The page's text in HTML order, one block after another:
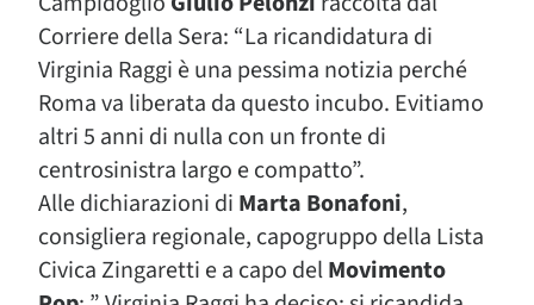
Corriere della Sera: “La ricandidatura di
Virginia Raggi è una pessima notizia perché
Roma va liberata da questo incubo. Evitiamo
altri 5 anni di nulla con un fronte di
centrosinistra largo e compatto”.
Alle dichiarazioni di Marta Bonafoni,
consigliera regionale, capogruppo della Lista
Civica Zingaretti e a capo delMovimento